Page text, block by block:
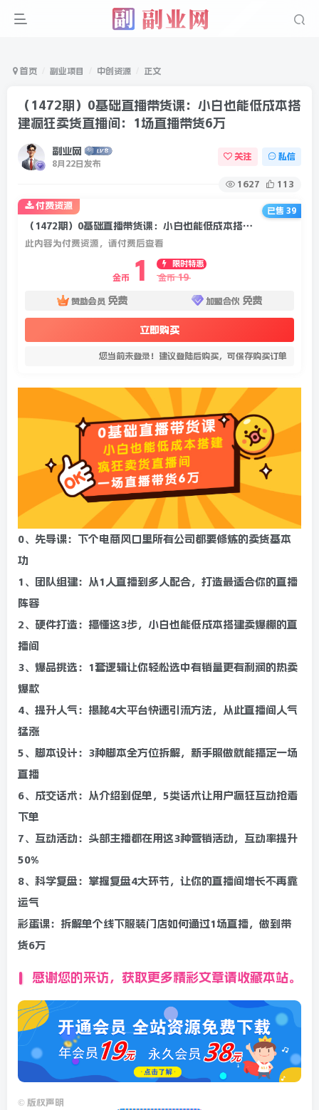
首页 副业项目 中创资源 正文
（1472期）0基础直播带货课：小白也能低成本搭
建疯狂卖货直播间：1场直播带货6万
副业网
8月22日发布
关注 私信
1627 113
（1472期）0基础直播带货课：小白也能低成本搭建疯狂卖货直播间：1场直播带货6万
此内容为付费资源，请付费后查看
金币 1
限时特惠
金币 19
赞助会员 免费 加盟合伙 免费
立即购买
您当前未登录！建议登陆后购买，可保存购买订单
付费资源
已售 39
0、先导课：下个电商风口里所有公司都要修炼的卖货基本
功
1、团队组建：从1人直播到多人配合，打造最适合你的直播
阵容
2、硬件打造：搞懂这3步，小白也能低成本搭建卖爆棚的直
播间
3、爆品挑选：1套逻辑让你轻松选中有销量更有利润的热卖
爆款
4、提升人气：揭秘4大平台快速引流方法，从此直播间人气
猛涨
5、脚本设计：3种脚本全方位拆解，新手照做就能搞定一场
直播
6、成交话术：从介绍到促单，5类话术让用户疯狂互动抢着
下单
7、互动活动：头部主播都在用这3种营销活动，互动率提升
50%
8、科学复盘：掌握复盘4大环节，让你的直播间增长不再靠
运气
彩蛋课：拆解单个线下服装门店如何通过1场直播，做到带
货6万
感谢您的来访，获取更多精彩文章请收藏本站。
© 版权声明